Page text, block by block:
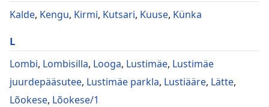
Kalde, Kengu, Kirmi, Kutsari, Kuuse, Künka
L
Lombi, Lombisilla, Looga, Lustimäe, Lustimäe
juurdepääsutee, Lustimäe parkla, Lustiääre, Lätte,
Lõokese, Lõokese/1